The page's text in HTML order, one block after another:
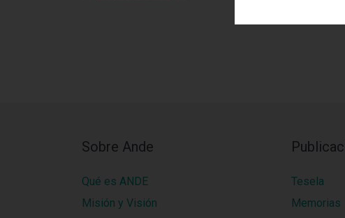
Sobre Ande
Qué es ANDE
Misión y Visión
Tesela
Memorias